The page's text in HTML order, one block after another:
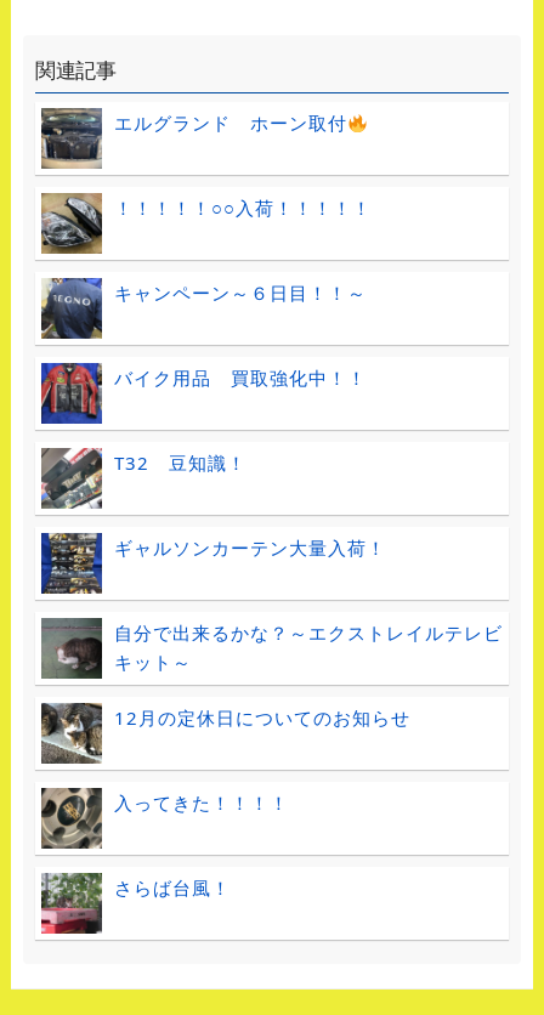
関連記事
エルグランド ホーン取付
！！！！！○○入荷！！！！！
キャンペーン～６日目！！～
バイク用品 買取強化中！！
T32 豆知識！
ギャルソンカーテン大量入荷！
自分で出来るかな？～エクストレイルテレビ
キット～
12月の定休日についてのお知らせ
入ってきた！！！！
さらば台風！